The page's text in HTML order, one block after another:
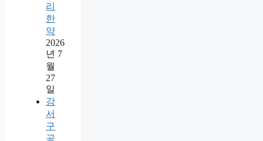
리
한
약
2026
년 7
월
27
일
강
서
구
공